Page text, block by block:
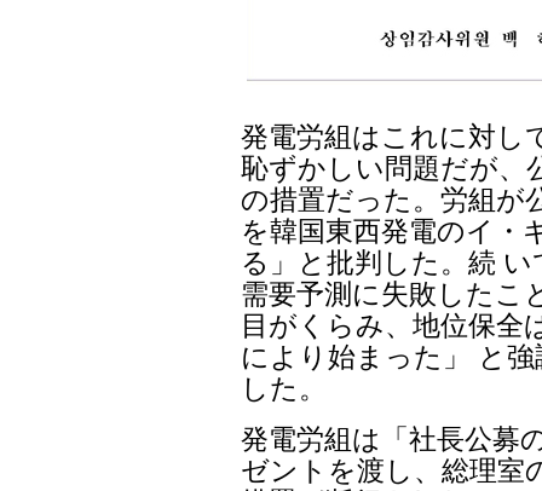
発電労組はこれに対し
恥ずかしい問題だが、
の措置だった。労組が
を韓国東西発電のイ・
る」と批判した。続
需要予測に失敗したこ
目がくらみ、地位保全
により始まった」 と
した。
発電労組は「社長公募
ゼントを渡し、総理室